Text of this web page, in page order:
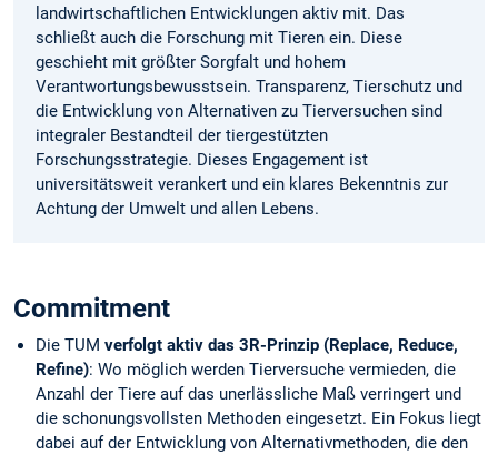
landwirtschaftlichen Entwicklungen aktiv mit. Das
schließt auch die Forschung mit Tieren ein. Diese
geschieht mit größter Sorgfalt und hohem
Verantwortungsbewusstsein. Transparenz, Tierschutz und
die Entwicklung von Alternativen zu Tierversuchen sind
integraler Bestandteil der tiergestützten
Forschungsstrategie. Dieses Engagement ist
universitätsweit verankert und ein klares Bekenntnis zur
Achtung der Umwelt und allen Lebens.
Commitment
Die TUM verfolgt aktiv das 3R-Prinzip (Replace, Reduce,
Refine): Wo möglich werden Tierversuche vermieden, die
Anzahl der Tiere auf das unerlässliche Maß verringert und
die schonungsvollsten Methoden eingesetzt. Ein Fokus liegt
dabei auf der Entwicklung von Alternativmethoden, die den